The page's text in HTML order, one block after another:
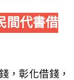
間代書借
，彰化借錢，